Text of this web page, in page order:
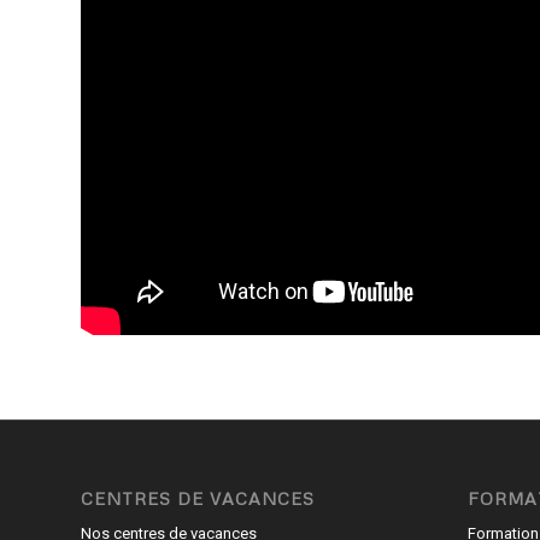
CENTRES DE VACANCES
Nos centres de vacances